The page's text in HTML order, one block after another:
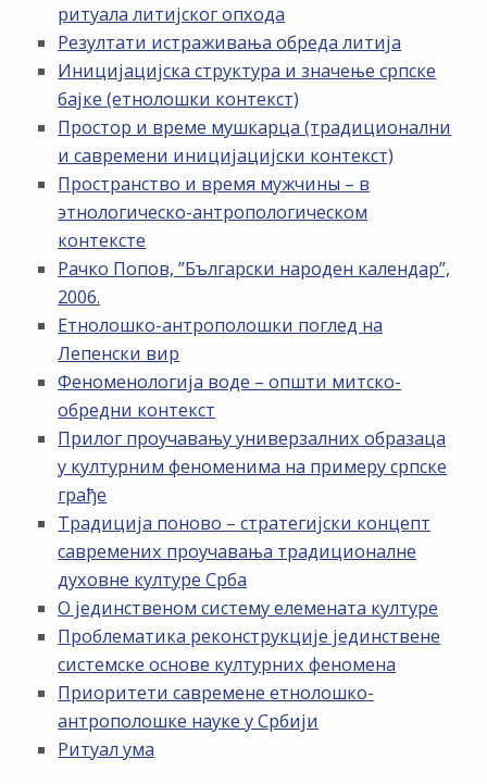
ритуала литијског опхода
Резултати истраживања обреда литија
Иницијацијска структура и значење српске
бајке (етнолошки контекст)
Простор и време мушкарца (традиционални
и савремени иницијацијски контекст)
Пространство и время мужчины – в
этнологическо-антропологическом
контексте
Рачко Попов, ”Български народен календар”,
2006.
Етнолошко-антрополошки поглед на
Лепенски вир
Феноменологија воде – општи митско-
обредни контекст
Прилог проучавању универзалних образаца
у културним феноменима на примеру српске
грађе
Традиција поново – стратегијски концепт
савремених проучавања традиционалне
духовне културе Срба
О јединственом систему елемената културе
Проблематика реконструкције јединствене
системске основе културних феномена
Приоритети савремене етнолошко-
антрополошке науке у Србији
Ритуал ума